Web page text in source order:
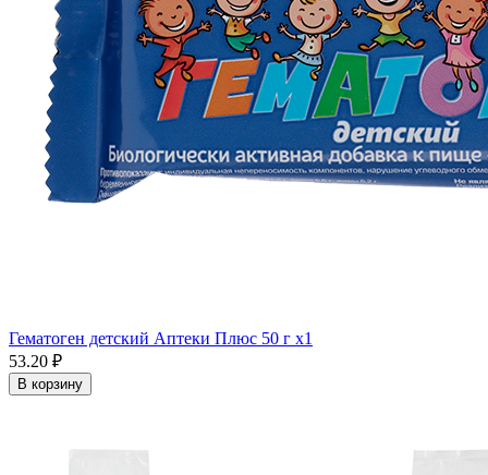
Гематоген детский Аптеки Плюс 50 г x1
53.20 ₽
В корзину